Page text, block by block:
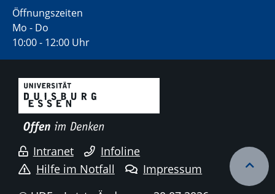
Öffnungszeiten
Mo - Do
10:00 - 12:00 Uhr
Intranet
Infoline
Hilfe im Notfall
Impressum